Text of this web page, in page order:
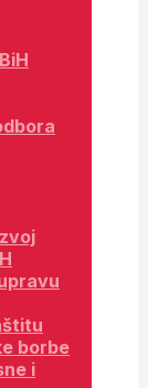
borbe
i